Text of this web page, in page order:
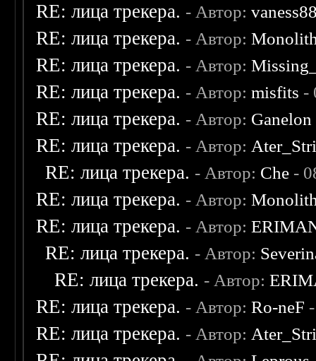
RE: лица трекера. - Автор:
RE: лица трекера. - Автор:
RE: лица трекера. - Автор:
RE: лица трекера. - Автор:misfits -
RE: лица трекера. - Автор: Ganelon
RE: лица трекера. - Автор:
RE: лица трекера. - Автор: Che -
RE: лица трекера. - Автор:
RE: лица трекера. - Автор:
RE: лица трекера. - Автор:
RE: лица трекера. - Автор:
RE: лица трекера. - Автор:Ro-neF
RE: лица трекера. - Автор: